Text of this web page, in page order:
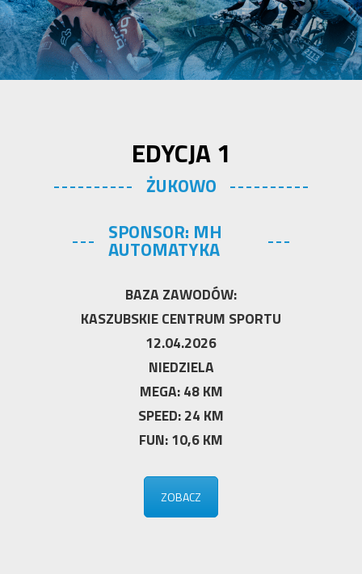
EDYCJA 1
ŻUKOWO
SPONSOR: MH
AUTOMATYKA
BAZA ZAWODÓW:
KASZUBSKIE CENTRUM SPORTU
12.04.2026
NIEDZIELA
MEGA: 48 KM
SPEED: 24 KM
FUN: 10,6 KM
ZOBACZ